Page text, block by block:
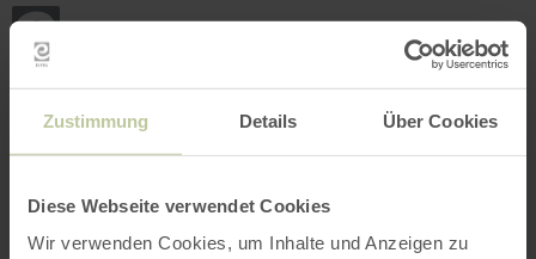
Zustimmung Details Über Cookies
Diese Webseite verwendet Cookies
Wir verwenden Cookies, um Inhalte und Anzeigen zu
Aller au contenu principal
Aller à la recherche
Aller à la navigation
Aller au pied de page
Retour
à
page
d'accueil
RECHERCHE MENU
L'offre de loisirs listée ci-dessous a été publiée
par le prestataire Rureifel Tourismus GmbH sur
prestataire Rureifel Tourismus GmbH est seul
responsable du contenu.